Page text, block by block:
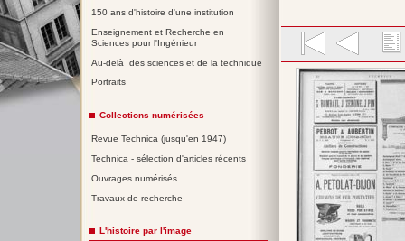
150 ans d'histoire d'une institution
Enseignement et Recherche en
Sciences pour l'Ingénieur
Au-delà des sciences et de la technique
Portraits
Collections numérisées
Revue Technica (jusqu'en 1947)
Technica - sélection d'articles récents
Ouvrages numérisés
Travaux de recherche
L'histoire par l'image